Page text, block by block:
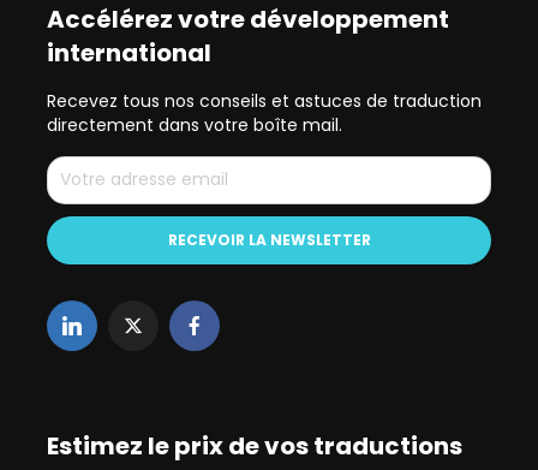
Accélérez votre développement
international
Recevez tous nos conseils et astuces de traduction
directement dans votre boîte mail.
Estimez le prix de vos traductions